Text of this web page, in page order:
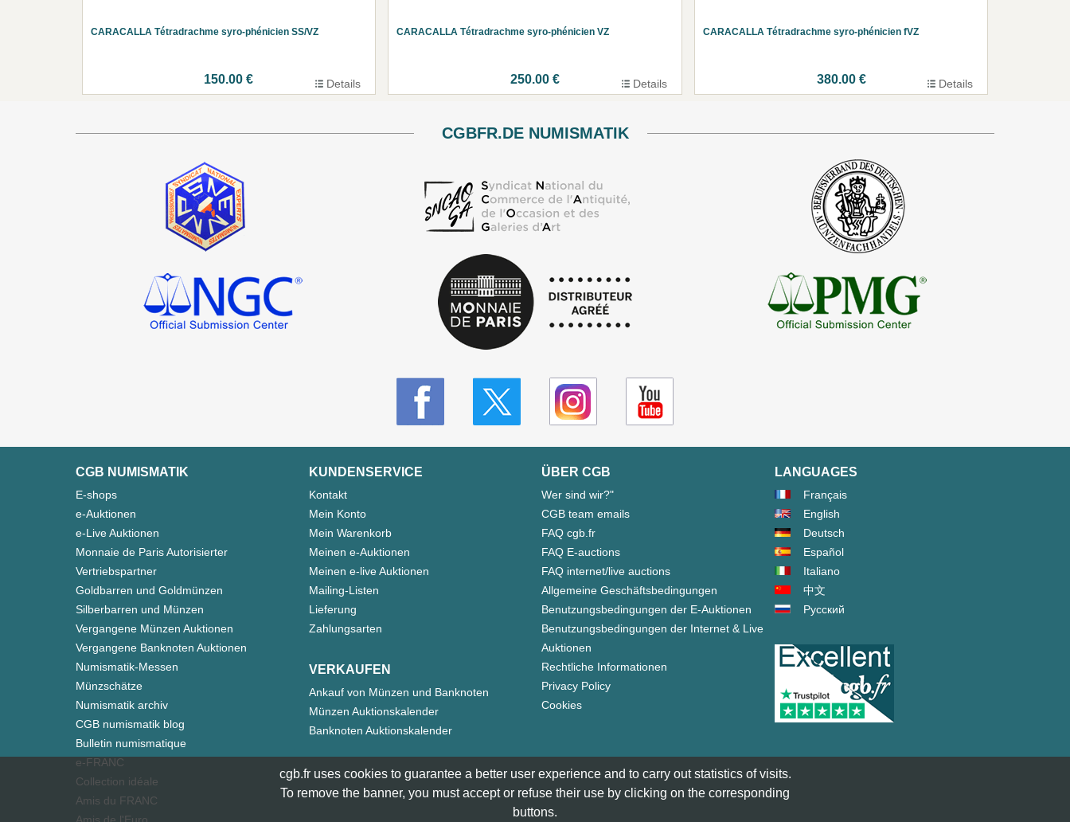
CARACALLA Tétradrachme syro-phénicien SS/VZ
150.00 € Details
CARACALLA Tétradrachme syro-phénicien VZ
250.00 € Details
CARACALLA Tétradrachme syro-phénicien fVZ
380.00 € Details
CGBFR.DE NUMISMATIK
CGB NUMISMATIK
E-shops
e-Auktionen
e-Live Auktionen
Monnaie de Paris Autorisierter
Vertriebspartner
Goldbarren und Goldmünzen
Silberbarren und Münzen
Vergangene Münzen Auktionen
Vergangene Banknoten Auktionen
Numismatik-Messen
Münzschätze
Numismatik archiv
CGB numismatik blog
Bulletin numismatique
e-FRANC
Collection idéale
Amis du FRANC
KUNDENSERVICE
Kontakt
Mein Konto
Mein Warenkorb
Meinen e-Auktionen
Meinen e-live Auktionen
Mailing-Listen
Lieferung
Zahlungsarten
VERKAUFEN
Ankauf von Münzen und Banknoten
Münzen Auktionskalender
Banknoten Auktionskalender
ÜBER CGB
Wer sind wir?"
CGB team emails
FAQ cgb.fr
FAQ E-auctions
FAQ internet/live auctions
Allgemeine Geschäftsbedingungen
Benutzungsbedingungen der E-Auktionen
Benutzungsbedingungen der Internet & Live
Auktionen
Rechtliche Informationen
Privacy Policy
Cookies
LANGUAGES
Français
English
Deutsch
Español
Italiano
中文
Русский
cgb.fr uses cookies to guarantee a better user experience and to carry out statistics of visits.
To remove the banner, you must accept or refuse their use by clicking on the corresponding
buttons.